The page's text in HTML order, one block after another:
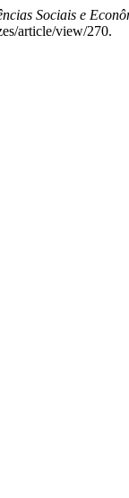
Sociais e
article/view/270.